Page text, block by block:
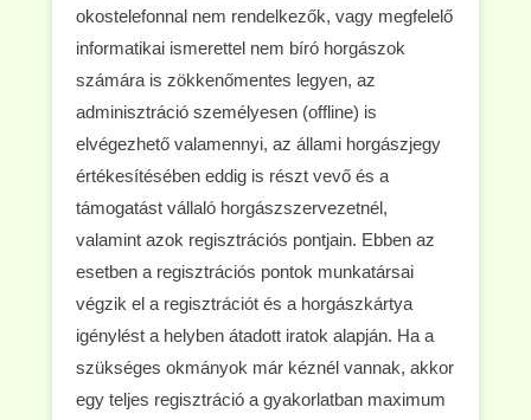
okostelefonnal nem rendelkezők, vagy megfelelő
informatikai ismerettel nem bíró horgászok
számára is zökkenőmentes legyen, az
adminisztráció személyesen (offline) is
elvégezhető valamennyi, az állami horgászjegy
értékesítésében eddig is részt vevő és a
támogatást vállaló horgászszervezetnél,
valamint azok regisztrációs pontjain. Ebben az
esetben a regisztrációs pontok munkatársai
végzik el a regisztrációt és a horgászkártya
igénylést a helyben átadott iratok alapján. Ha a
szükséges okmányok már kéznél vannak, akkor
egy teljes regisztráció a gyakorlatban maximum